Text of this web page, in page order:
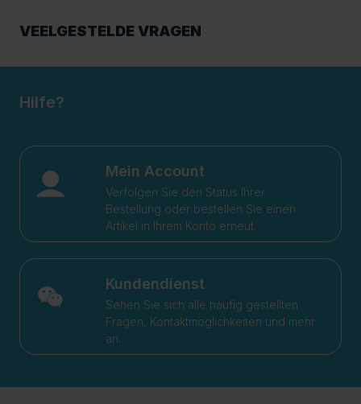
VEELGESTELDE VRAGEN
Hilfe?
Mein Account
Verfolgen Sie den Status Ihrer
Bestellung oder bestellen Sie einen
Artikel in Ihrem Konto erneut.
Kundendienst
Sehen Sie sich alle häufig gestellten
Fragen, Kontaktmöglichkeiten und mehr
an.